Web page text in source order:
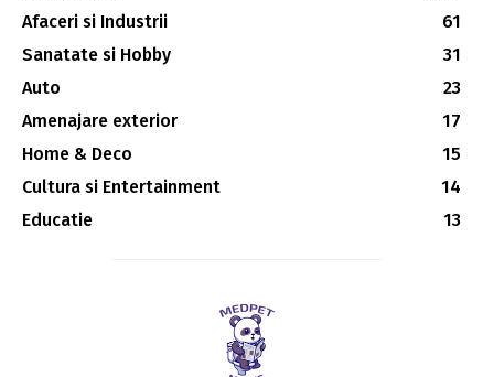
Afaceri si Industrii
61
Sanatate si Hobby
31
Auto
23
Amenajare exterior
17
Home & Deco
15
Cultura si Entertainment
14
Educatie
13